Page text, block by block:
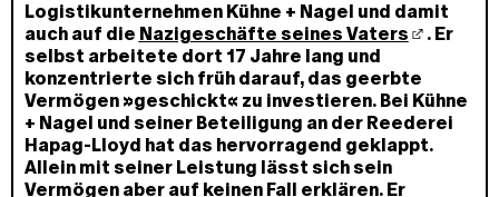
Logistikunternehmen Kühne + Nagel und damit
auch auf die Nazigeschäfte seines Vaters
. Er
selbst arbeitete dort 17 Jahre lang und
konzentrierte sich früh darauf, das geerbte
Vermögen »geschickt« zu investieren. Bei Kühne
+ Nagel und seiner Beteiligung an der Reederei
Hapag-Lloyd hat das hervorragend geklappt.
Allein mit seiner Leistung lässt sich sein
Vermögen aber auf keinen Fall erklären. Er